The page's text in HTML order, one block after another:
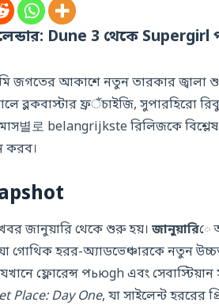
Dune 3 থেকে Supergirl
জগতের আকাশে নতুন তারকার
ব্লকবাস্টার ফ্রैंচাইজি, সুপারহিরো
별로 belangrijkste রিলিজকে
করব।
জানুয়ারি থেকে শুরু হয়। জানুয়ারিে
গোথিক হরর-অ্যাডভেঞ্চারকে নতুন
ফ্লোরেন্স পьюgh এবং সেবাস্টিয়ান
Place: Day One, যা সাইলেন্ট হররের